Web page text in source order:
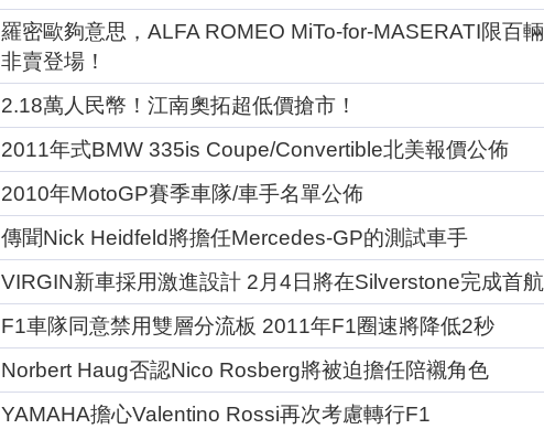
羅密歐夠意思，ALFA ROMEO MiTo-for-MASERATI限百輛
非賣登場！
2.18萬人民幣！江南奧拓超低價搶市！
2011年式BMW 335is Coupe/Convertible北美報價公佈
2010年MotoGP賽季車隊/車手名單公佈
傳聞Nick Heidfeld將擔任Mercedes-GP的測試車手
VIRGIN新車採用激進設計 2月4日將在Silverstone完成首航
F1車隊同意禁用雙層分流板 2011年F1圈速將降低2秒
Norbert Haug否認Nico Rosberg將被迫擔任陪襯角色
YAMAHA擔心Valentino Rossi再次考慮轉行F1